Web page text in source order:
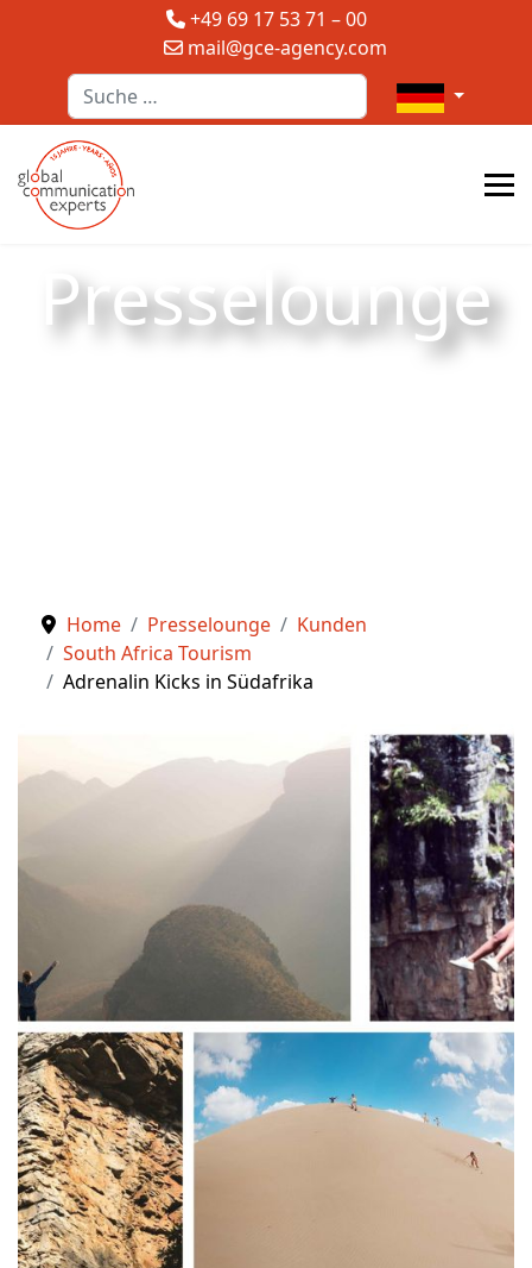
+49 69 17 53 71 – 00
mail@gce-agency.com
Suchen
Sprache
Presselounge
Home Presselounge
Kunden
South Africa Tourism
Adrenalin Kicks in Südafrika